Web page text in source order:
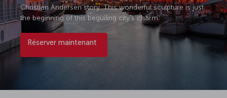
Christian Andersen story. This wonderful sculpture is just
the beginning of this beguiling city's charm.
Réserver maintenant